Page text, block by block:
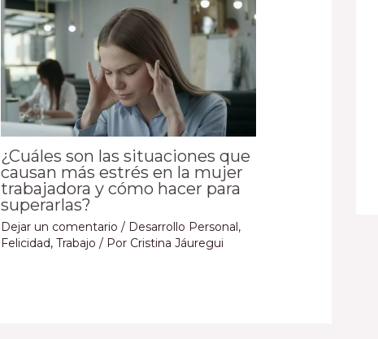
¿Cuáles son las situaciones que
causan más estrés en la mujer
trabajadora y cómo hacer para
superarlas?
Dejar un comentario / Desarrollo Personal,
Felicidad, Trabajo / Por Cristina Jáuregui